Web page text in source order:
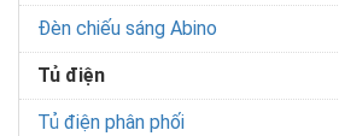
Đèn chiếu sáng Abino
Tủ điện
Tủ điện phân phối